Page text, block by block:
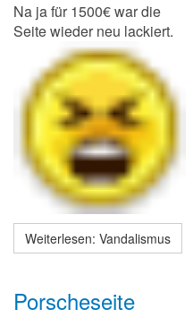
Na ja für 1500€ war die
Seite wieder neu lackiert.
Weiterlesen: Vandalismus
Porscheseite